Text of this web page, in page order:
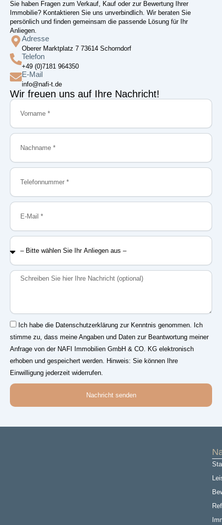
Sie haben Fragen zum Verkauf, Kauf oder zur Bewertung Ihrer
Immobilie? Kontaktieren Sie uns unverbindlich. Wir beraten Sie
persönlich und finden gemeinsam die passende Lösung für Ihr
Anliegen.
Adresse
Oberer Marktplatz 7 73614 Schorndorf
Telefon
+49 (0)7181 964350
E-Mail
info@nafi-t.de
Wir freuen uns auf Ihre Nachricht!
Vorname
Nachname
Telefonnummer
E-
Mail
–
Bitte
Sie
Ihr
Nachricht
Einwilligung
Ich habe die Datenschutzerklärung zur Kenntnis genommen. Ich
stimme zu, dass meine Angaben und Daten zur Beantwortung meiner
Anfrage von der NAFI Immobilien GmbH & CO. KG elektronisch
erhoben und gespeichert werden. Hinweis: Sie können Ihre
Einwilligung jederzeit widerrufen.
Nachricht senden